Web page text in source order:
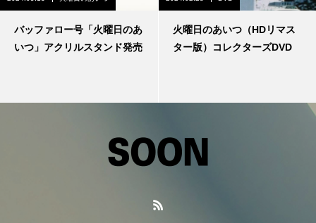
バッファロー号「火曜日のあ
いつ」アクリルスタンド発売
火曜日のあいつ（HDリマス
ター版）コレクターズDVD